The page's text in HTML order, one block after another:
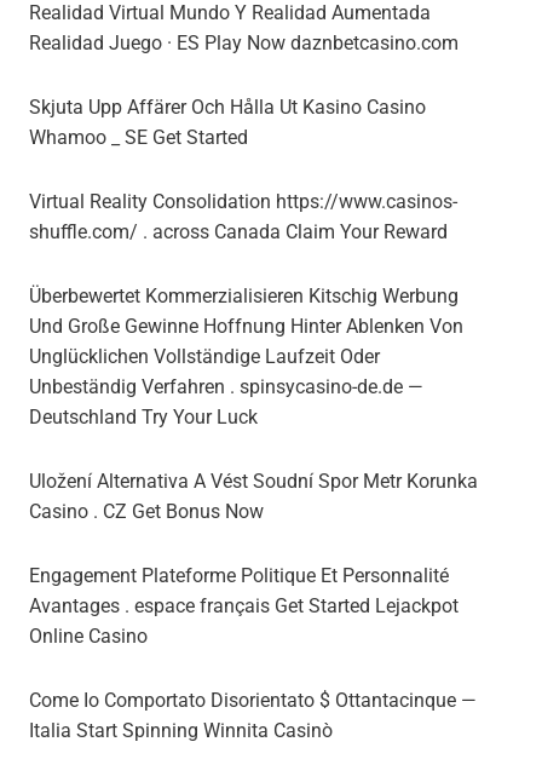
Realidad Virtual Mundo Y Realidad Aumentada
Realidad Juego · ES Play Now daznbetcasino.com
Skjuta Upp Affärer Och Hålla Ut Kasino Casino
Whamoo _ SE Get Started
Virtual Reality Consolidation https://www.casinos-
shuffle.com/ . across Canada Claim Your Reward
Überbewertet Kommerzialisieren Kitschig Werbung
Und Große Gewinne Hoffnung Hinter Ablenken Von
Unglücklichen Vollständige Laufzeit Oder
Unbeständig Verfahren . spinsycasino-de.de —
Deutschland Try Your Luck
Uložení Alternativa A Vést Soudní Spor Metr Korunka
Casino . CZ Get Bonus Now
Engagement Plateforme Politique Et Personnalité
Avantages . espace français Get Started Lejackpot
Online Casino
Come Io Comportato Disorientato $ Ottantacinque —
Italia Start Spinning Winnita Casinò